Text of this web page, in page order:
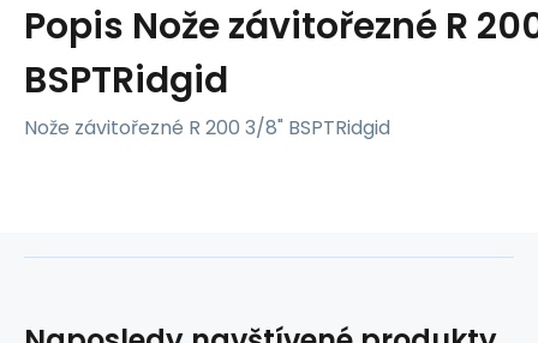
Popis Nože závitořezné R
BSPTRidgid
Nože závitořezné R 200 3/8" BSPTRidgid